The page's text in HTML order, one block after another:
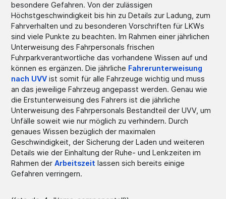
besondere Gefahren. Von der zulässigen
Höchstgeschwindigkeit bis hin zu Details zur Ladung, zum
Fahrverhalten und zu besonderen Vorschriften für LKWs
sind viele Punkte zu beachten. Im Rahmen einer jährlichen
Unterweisung des Fahrpersonals frischen
Fuhrparkverantwortliche das vorhandene Wissen auf und
können es ergänzen. Die jährliche Fahrerunterweisung
nach UVV ist somit für alle Fahrzeuge wichtig und muss
an das jeweilige Fahrzeug angepasst werden. Genau wie
die Erstunterweisung des Fahrers ist die jährliche
Unterweisung des Fahrpersonals Bestandteil der UVV, um
Unfälle soweit wie nur möglich zu verhindern. Durch
genaues Wissen bezüglich der maximalen
Geschwindigkeit, der Sicherung der Laden und weiteren
Details wie der Einhaltung der Ruhe- und Lenkzeiten im
Rahmen derArbeitszeit lassen sich bereits einige
Gefahren verringern.